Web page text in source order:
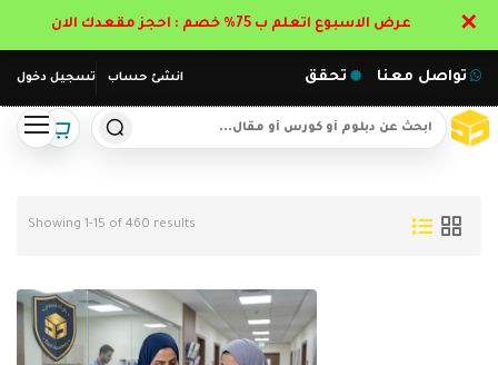
انشئ حساب تسجيل دخول تواصل معنا تحقق
Showing 1-15 of 460 results
عرض الاسبوع اتعلم ب 75% خصم : احجز مقعدك الان ✕